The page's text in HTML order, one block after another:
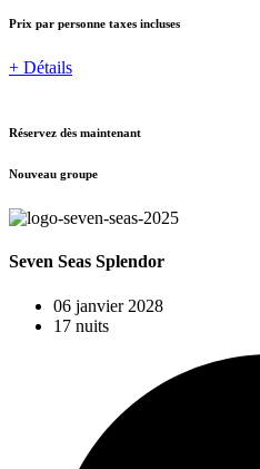
Prix par personne taxes incluses
+ Détails
Réservez dès maintenant
Nouveau groupe
Seven Seas Splendor
06 janvier 2028
17 nuits